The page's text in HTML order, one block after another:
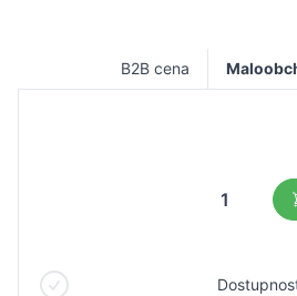
B2B cena